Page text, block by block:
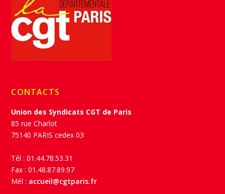
CONTACTS
Union des Syndicats CGT de Paris
85 rue Charlot
75140 PARIS cedex 03
Tél : 01.44.78.53.31
Fax : 01.48.87.89.97
Mél : accueil@cgtparis.fr